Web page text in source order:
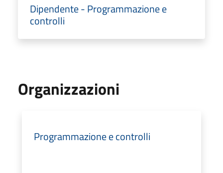
Dipendente - Programmazione e
controlli
Organizzazioni
Programmazione e controlli